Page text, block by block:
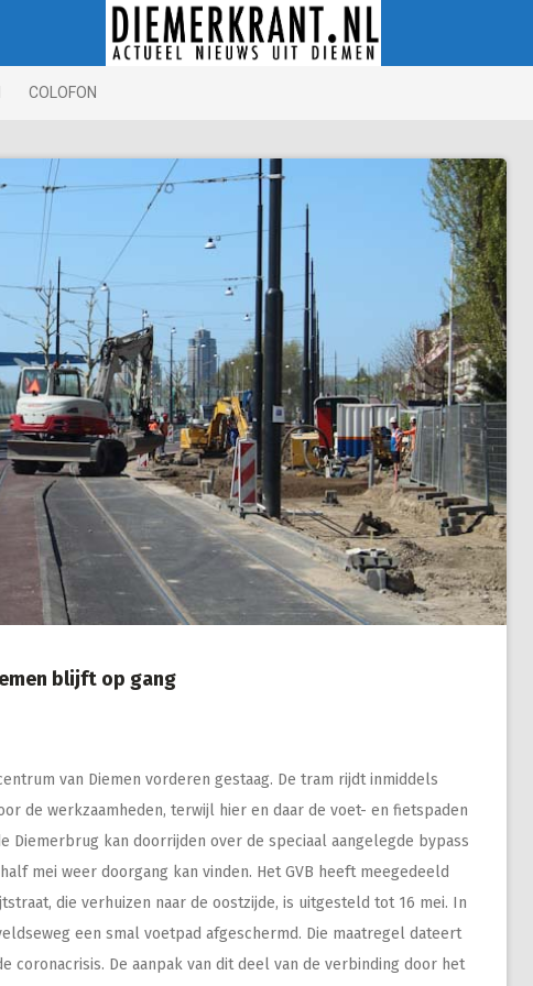
COLOFON
blijft op gang
van Diemen vorderen gestaag. De tram rijdt inmiddels
de werkzaamheden, terwijl hier en daar de voet- en fietspaden
kan doorrijden over de speciaal aangelegde bypass
mei weer doorgang kan vinden. Het GVB heeft meegedeeld
die verhuizen naar de oostzijde, is uitgesteld tot 16 mei. In
een smal voetpad afgeschermd. Die maatregel dateert
coronacrisis. De aanpak van dit deel van de verbinding door het